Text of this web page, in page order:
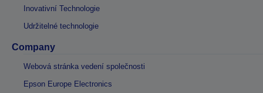
Inovativní Technologie
Udržitelné technologie
Company
Webová stránka vedení společnosti
Epson Europe Electronics